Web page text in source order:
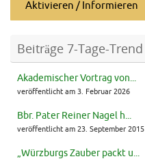
Aktivieren / Informieren
Beiträge 7-Tage-Trend
Akademischer Vortrag von...
veröffentlicht am 3. Februar 2026
Bbr. Pater Reiner Nagel h...
veröffentlicht am 23. September 2015
„Würzburgs Zauber packt u...